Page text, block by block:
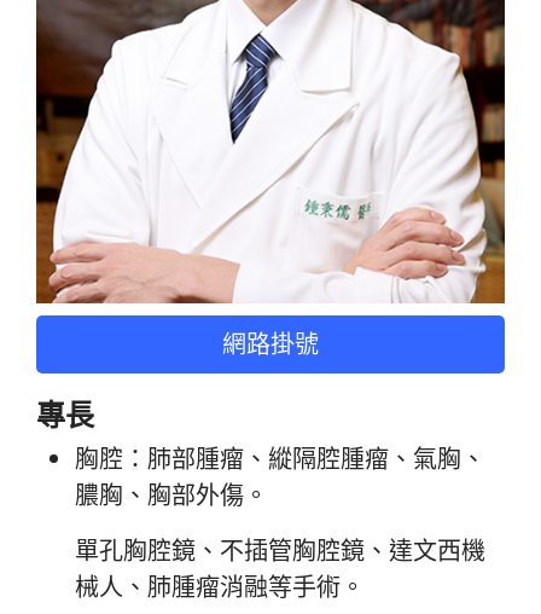
網路掛號
專長
胸腔：肺部腫瘤、縱隔腔腫瘤、氣胸、
膿胸、胸部外傷。
單孔胸腔鏡、不插管胸腔鏡、達文西機
械人、肺腫瘤消融等手術。